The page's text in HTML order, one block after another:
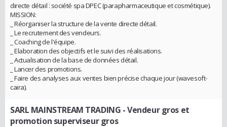
directe détail : société spa DPEC (parapharmaceutique et cosmétique).
MISSION:
_ Réorganiser la structure de la vente directe détail.
_ Le recrutement des vendeurs.
_ Coaching de l'équipe.
_ Elaboration des objectifs et le suivi des réalisations.
_ Actualisation de la base de données détail.
_ Lancer des promotions.
_ Faire des analyses aux ventes bien précise chaque jour (wavesoft-
caira).
SARL MAINSTREAM TRADING - Vendeur gros et
promotion superviseur gros